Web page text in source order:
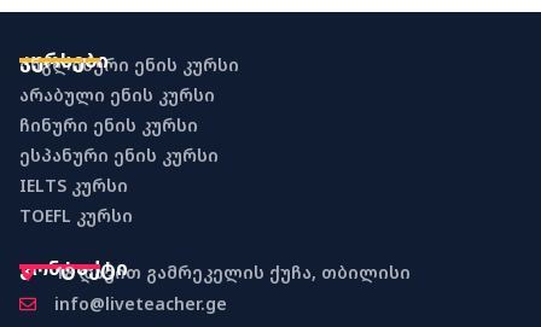
კურსები
ინგლისური ენის კურსი
არაბული ენის კურსი
ჩინური ენის კურსი
ესპანური ენის კურსი
IELTS კურსი
TOEFL კურსი
კონტაქტი
18 დავით გამრეკელის ქუჩა, თბილისი
info@liveteacher.ge